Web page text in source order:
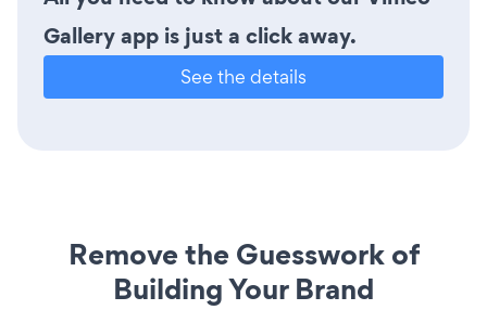
Gallery app is just a click away.
See the details
Remove the Guesswork of
Building Your Brand